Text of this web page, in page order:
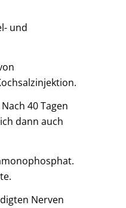
und
40 Tagen
dann auch
Nerven